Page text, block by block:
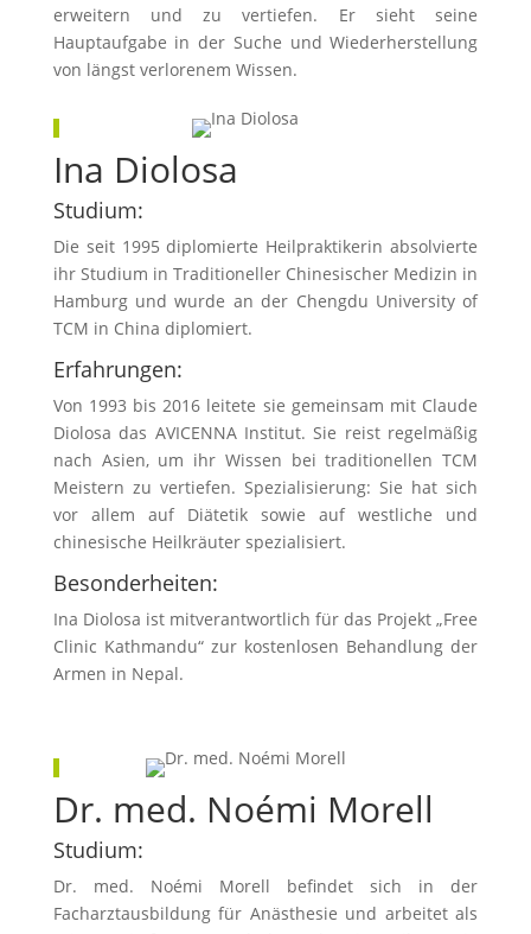
erweitern und zu vertiefen. Er sieht seine
Hauptaufgabe in der Suche und Wiederherstellung
von längst verlorenem Wissen.
Ina Diolosa
Studium:
Die seit 1995 diplomierte Heilpraktikerin absolvierte
ihr Studium in Traditioneller Chinesischer Medizin in
Hamburg und wurde an der Chengdu University of
TCM in China diplomiert.
Erfahrungen:
Von 1993 bis 2016 leitete sie gemeinsam mit Claude
Diolosa das AVICENNA Institut. Sie reist regelmäßig
nach Asien, um ihr Wissen bei traditionellen TCM
Meistern zu vertiefen. Spezialisierung: Sie hat sich
vor allem auf Diätetik sowie auf westliche und
chinesische Heilkräuter spezialisiert.
Besonderheiten:
Ina Diolosa ist mitverantwortlich für das Projekt „Free
Clinic Kathmandu“ zur kostenlosen Behandlung der
Armen in Nepal.
Dr. med. Noémi Morell
Studium:
Dr. med. Noémi Morell befindet sich in der
Facharztausbildung für Anästhesie und arbeitet als